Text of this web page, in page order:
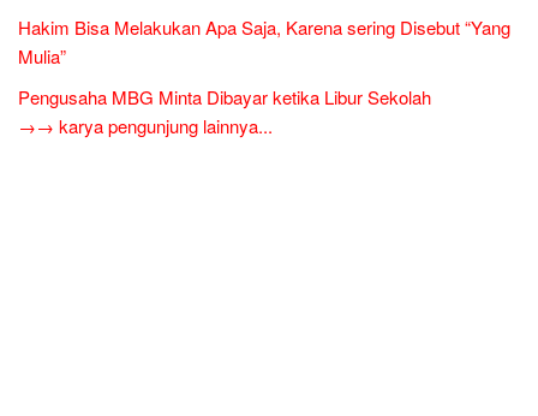
Hakim Bisa Melakukan Apa Saja, Karena sering Disebut “Yang
Mulia”
Pengusaha MBG Minta Dibayar ketika Libur Sekolah
→→ karya pengunjung lainnya...